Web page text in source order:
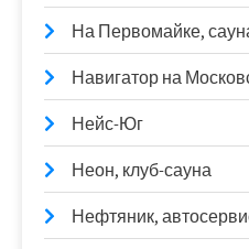
На Первомайке,
Навигатор на
Нейс-Юг
Неон, клуб-сауна
Нефтяник,